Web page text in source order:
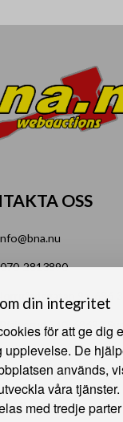
din integritet
för att ge dig
upplevelse. De
används,
våra
med tredje
OSS
070-2813890
Norrgårdsgatan 9a, 686
540, 68693
vill sälja?